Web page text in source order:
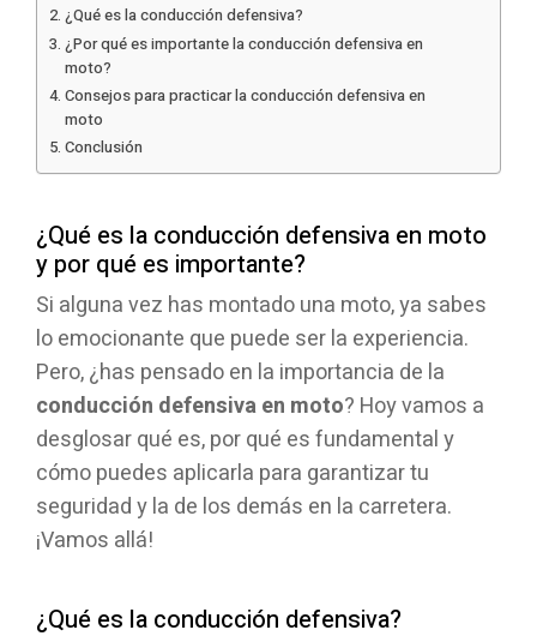
¿Qué es la conducción defensiva?
¿Por qué es importante la conducción defensiva en
moto?
Consejos para practicar la conducción defensiva en
moto
Conclusión
¿Qué es la conducción defensiva en moto
y por qué es importante?
Si alguna vez has montado una moto, ya sabes
lo emocionante que puede ser la experiencia.
Pero, ¿has pensado en la importancia de la
conducción defensiva en moto? Hoy vamos a
desglosar qué es, por qué es fundamental y
cómo puedes aplicarla para garantizar tu
seguridad y la de los demás en la carretera.
¡Vamos allá!
¿Qué es la conducción defensiva?